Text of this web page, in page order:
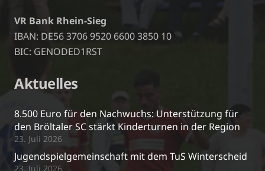
VR Bank Rhein-Sieg
IBAN: DE56 3706 9520 6600 3850 10
BIC: GENODED1RST
Aktuelles
8.500 Euro für den Nachwuchs: Unterstützung für
den Bröltaler SC stärkt Kinderturnen in der Region
23. Juli 2026
Jugendspielgemeinschaft mit dem TuS Winterscheid
23. Juli 2026